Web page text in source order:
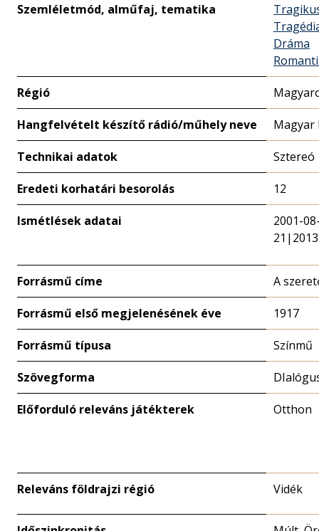
Szemléletmód, alműfaj, tematika
Dráma
Régió
Hangfelvételt készítő rádió/műhely neve Magyar
Technikai adatok Sztereó
Eredeti korhatári besorolás 12
Ismétlések adatai
2001-
Forrásmű címe A
Forrásmű első megjelenésének éve 1917
Forrásmű típusa Színmű
Szövegforma
Előforduló releváns játékterek Otthon
Releváns földrajzi régió Vidék